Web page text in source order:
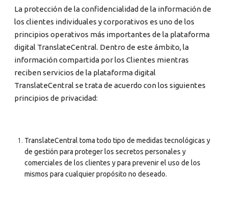
La protección de la confidencialidad de la información de
los clientes individuales y corporativos es uno de los
principios operativos más importantes de la plataforma
digital TranslateCentral. Dentro de este ámbito, la
información compartida por los Clientes mientras
reciben servicios de la plataforma digital
TranslateCentral se trata de acuerdo con los siguientes
principios de privacidad:
TranslateCentral toma todo tipo de medidas tecnológicas y
de gestión para proteger los secretos personales y
comerciales de los clientes y para prevenir el uso de los
mismos para cualquier propósito no deseado.